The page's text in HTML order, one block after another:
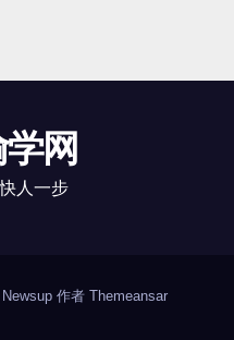
网
人一步
作者 Themeansar